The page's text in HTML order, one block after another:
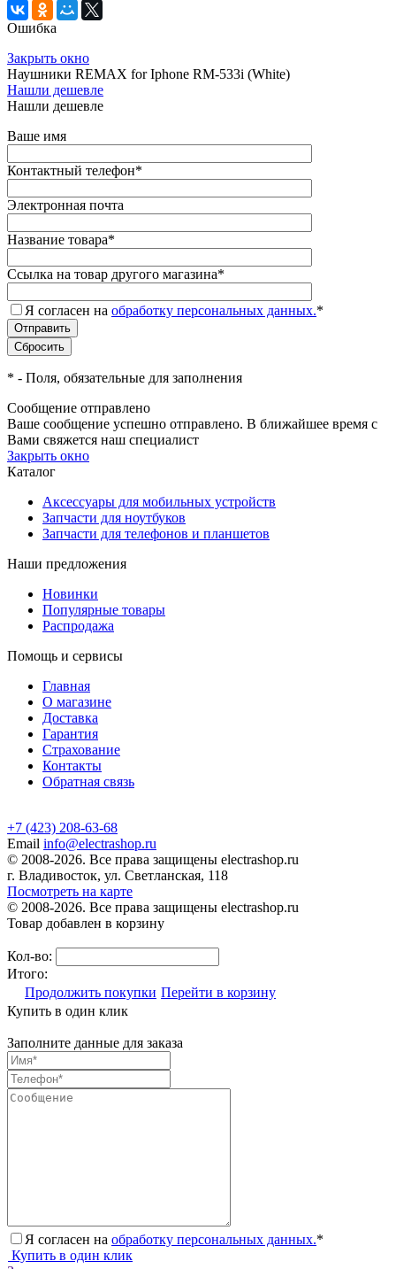
Ошибка
Закрыть окно
Наушники REMAX for Iphone RM-533i (White)
Нашли дешевле
Нашли дешевле
Ваше имя
Контактный телефон*
Электронная почта
Название товара*
Ссылка на товар другого магазина*
Я согласен на обработку персональных данных.*
* - Поля, обязательные для заполнения
Сообщение отправлено
Ваше сообщение успешно отправлено. В ближайшее время с
Вами свяжется наш специалист
Закрыть окно
Каталог
Аксессуары для мобильных устройств
Запчасти для ноутбуков
Запчасти для телефонов и планшетов
Наши предложения
Новинки
Популярные товары
Распродажа
Помощь и сервисы
Главная
О магазине
Доставка
Гарантия
Страхование
Контакты
Обратная связь
+7 (423) 208-63-68
Email info@electrashop.ru
© 2008-2026. Все права защищены electrashop.ru
г. Владивосток, ул. Светланская, 118
Посмотреть на карте
© 2008-2026. Все права защищены electrashop.ru
Товар добавлен в корзину
Кол-во:
Итого:
Продолжить покупки Перейти в корзину
Купить в один клик
Заполните данные для заказа
Я согласен на обработку персональных данных.*
Купить в один клик